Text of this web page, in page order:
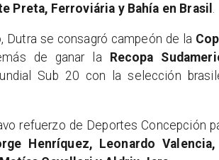
Preta, Ferroviária y Bahía en Brasil
Dutra se consagró campeón de la
de ganar la Recopa
Sub 20 con la selección
refuerzo de Deportes Concepción
Henríquez, Leonardo